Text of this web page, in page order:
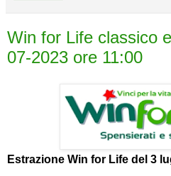
Win for Life classico
07-2023 ore 11:00
Estrazione Win for Life del 3